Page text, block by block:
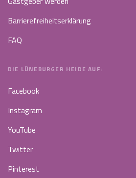
Barrierefreiheitserklärung
FAQ
DIE LÜNEBURGER HEIDE AUF:
Facebook
Instagram
YouTube
Twitter
Pinterest